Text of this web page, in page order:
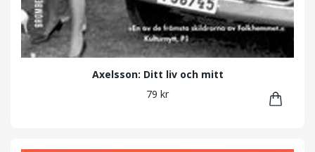
Axelsson: Ditt liv och mitt
79 kr